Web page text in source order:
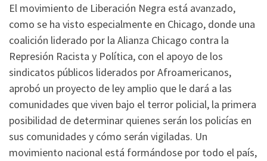
El movimiento de Liberación Negra está avanzado,
como se ha visto especialmente en Chicago, donde una
coalición liderado por la Alianza Chicago contra la
Represión Racista y Política, con el apoyo de los
sindicatos públicos liderados por Afroamericanos,
aprobó un proyecto de ley amplio que le dará a las
comunidades que viven bajo el terror policial, la primera
posibilidad de determinar quienes serán los policías en
sus comunidades y cómo serán vigiladas. Un
movimiento nacional está formándose por todo el país,